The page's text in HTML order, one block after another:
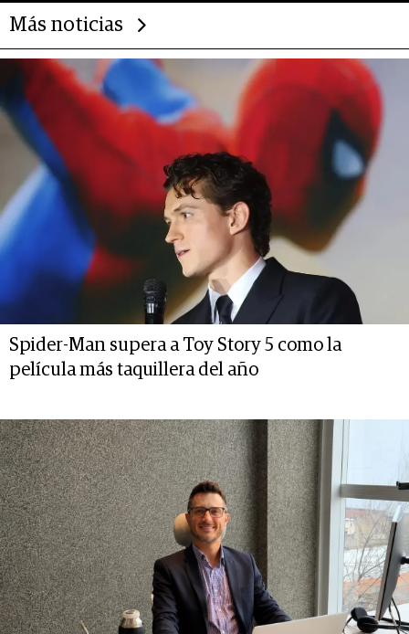
Más noticias
Spider-Man supera a Toy Story 5 como la
película más taquillera del año